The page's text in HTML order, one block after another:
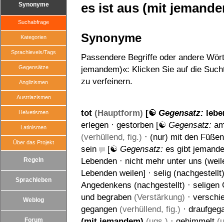
Synonyme
Suchabfrage
Kategorien
Sprachlevels/Tags
Gegensätze
Anglizismen
Austriazismen
Helvetismen
Latinismen
Über das Projekt
Regeln
Sprachleben
Weblog
Forum
es ist aus (mit
Synonyme
Passendere Begriffe oder andere
jemandem)«: Klicken Sie auf die
zu verfeinern.
tot (Hauptform) [☯ Gegensatz:
erlegen · gestorben [☯ Gegensatz:
(verhüllend, fig.) · (nur) mit den
sein
[☯ Gegensatz: es gibt
Lebenden · nicht mehr unter uns
Lebenden weilen] · selig (nachgestellt)
Angedenkens (nachgestellt) · seligen
und begraben (Verstärkung) ·
gegangen (verhüllend, fig.) ·